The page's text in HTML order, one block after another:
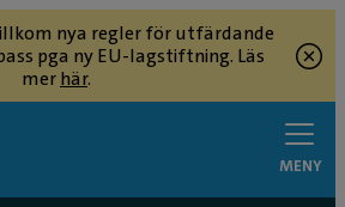
nya regler för utfärdande
pga ny EU-lagstiftning. Läs
merhär.
MENY